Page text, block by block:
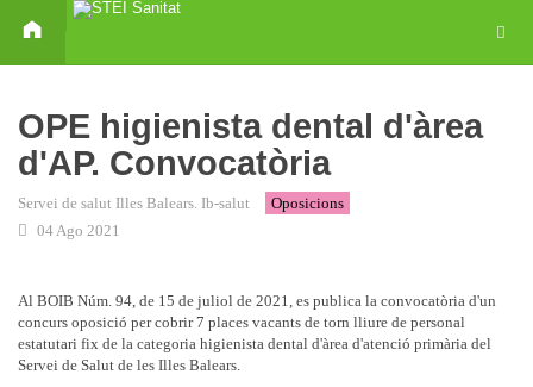
OPE higienista dental d'àrea
d'AP. Convocatòria
Servei de salut Illes Balears. Ib-salut
Oposicions
04 Ago 2021
Al BOIB Núm. 94, de 15 de juliol de 2021, es publica la convocatòria d'un
concurs oposició per cobrir 7 places vacants de torn lliure de personal
estatutari fix de la categoria higienista dental d'àrea d'atenció primària del
Servei de Salut de les Illes Balears.